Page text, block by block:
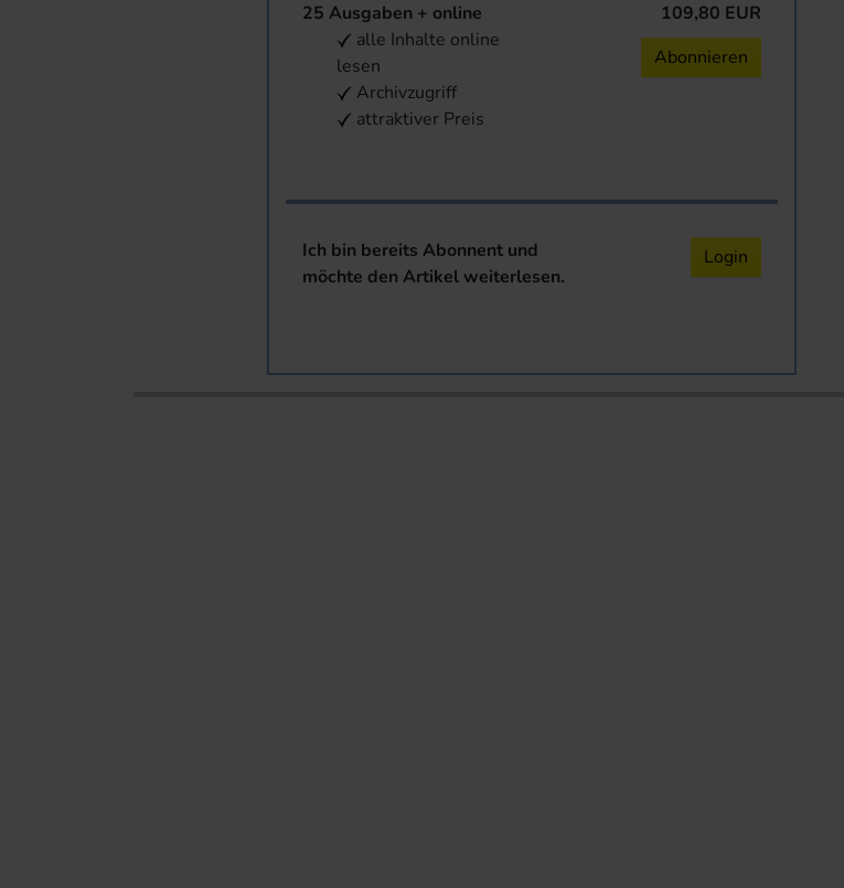
25 Ausgaben + online
alle Inhalte online
lesen
Archivzugriff
attraktiver Preis
109,80 EUR
Abonnieren
Ich bin bereits Abonnent und
möchte den Artikel weiterlesen.
Login